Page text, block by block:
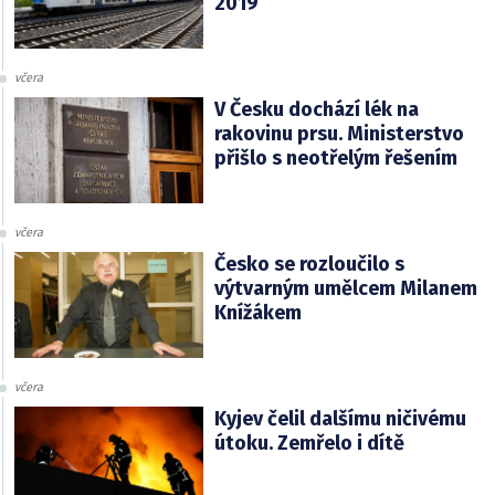
včera
V Česku dochází lék na
rakovinu prsu. Ministerstvo
přišlo s neotřelým řešením
včera
Česko se rozloučilo s
výtvarným umělcem Milanem
Knížákem
včera
Kyjev čelil dalšímu ničivému
útoku. Zemřelo i dítě